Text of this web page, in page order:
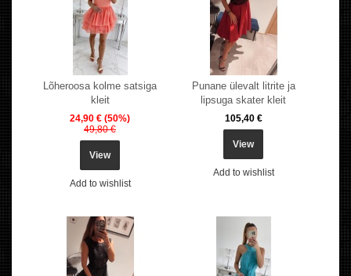
Lõheroosa kolme satsiga
kleit
24,90 € (50%)
49,80 €
View
Add to wishlist
Punane ülevalt litrite ja
lipsuga skater kleit
105,40 €
View
Add to wishlist